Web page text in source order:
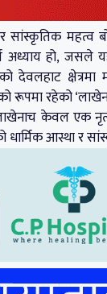
र सांस्कृतिक
अध्याय हो, जसले
क्षेत्रमा
रूपमा रहेको
केवल एक नृत्य
धार्मिक आस्था र